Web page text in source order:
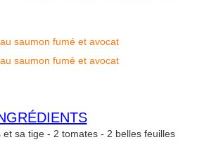
sa tige - 2 tomates - 2 belles feuilles